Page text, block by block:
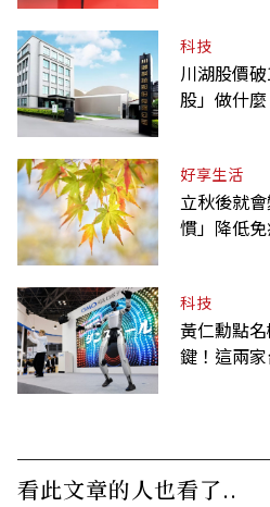
科技
川湖股價
股」做什
好享生活
立秋後就
慣」降低
科技
黃仁勳點
鍵！這兩
看此文章的人也看了..